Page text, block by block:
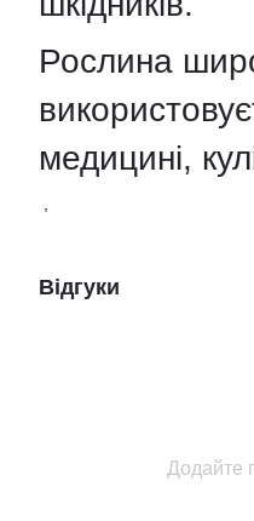
Рослина
медицині,
Відгуки
Додайте